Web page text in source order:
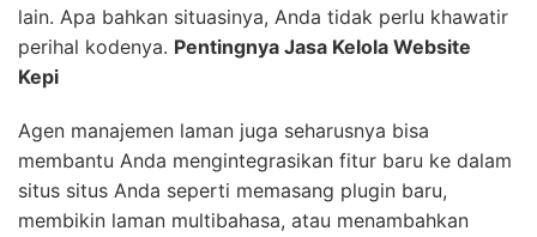
lain. Apa bahkan situasinya, Anda tidak perlu khawatir
perihal kodenya. Pentingnya Jasa Kelola Website
Kepi
Agen manajemen laman juga seharusnya bisa
membantu Anda mengintegrasikan fitur baru ke dalam
situs situs Anda seperti memasang plugin baru,
membikin laman multibahasa, atau menambahkan